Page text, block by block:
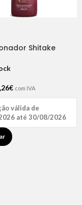
Shitake
€ com IVA
válida de
até 30/08/2026